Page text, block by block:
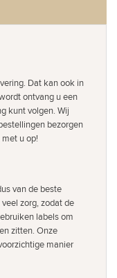
Dat kan ook in
ontvang u een
kunt volgen. Wij
bezorgen
u op!
van de beste
zorg, zodat de
labels om
zitten. Onze
manier